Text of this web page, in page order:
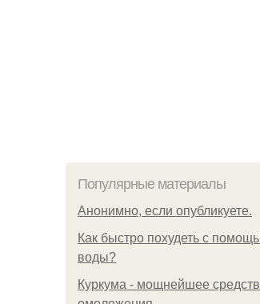
Популярные материалы
Анонимно, если опубликуете.
Как быстро похудеть с
воды?
Куркума - мощнейшее